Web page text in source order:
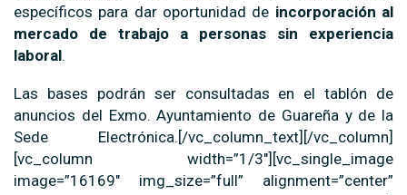
específicos para dar oportunidad de incorporación al
mercado de trabajo a personas sin experiencia
laboral.
Las bases podrán ser consultadas en el tablón de
anuncios del Exmo. Ayuntamiento de Guareña y de la
Sede Electrónica.[/vc_column_text][/vc_column]
[vc_column width=”1/3″][vc_single_image
image=”16169″ img_size=”full” alignment=”center”